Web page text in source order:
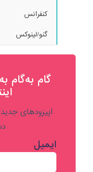
کنفرانس
گنو/لینوکس
گام به‌گام
اپیزودهای
ایمیل